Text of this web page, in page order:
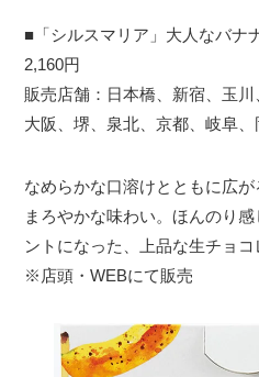
■「シルスマリア」大人なバナ
2,160円
販売店舗：日本橋、新宿、玉川
大阪、堺、泉北、京都、岐阜、
なめらかな口溶けとともに広が
まろやかな味わい。ほんのり
ントになった、上品な生チョ
※店頭・WEBにて販売